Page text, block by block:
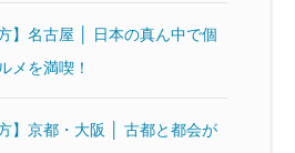
】名古屋 │ 日本の真ん中で個
メを満喫！
方】京都・大阪 │ 古都と都会が